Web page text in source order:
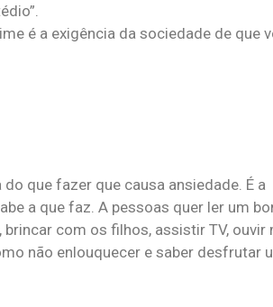
é a exigência da sociedade de que
que fazer que causa ansiedade. É a
a que faz. A pessoas quer ler um
com os filhos, assistir TV, ouvir
não enlouquecer e saber desfrutar